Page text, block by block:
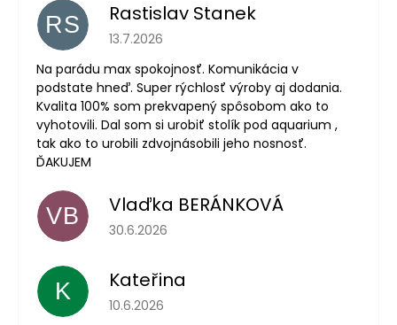
RS Rastislav Stanek
Hodnocení obchodu je 5 z 5 hvězdiček.
13.7.2026
Na parádu max spokojnosť. Komunikácia v
podstate hneď. Super rýchlosť výroby aj dodania.
Kvalita 100% som prekvapený spôsobom ako to
vyhotovili. Dal som si urobiť stolík pod aquarium ,
tak ako to urobili zdvojnásobili jeho nosnosť.
ĎAKUJEM
VB Vlaďka BERÁNKOVÁ
Hodnocení obchodu je 5 z 5 hvězdiček.
30.6.2026
K Kateřina
Hodnocení obchodu je 5 z 5 hvězdiček.
10.6.2026